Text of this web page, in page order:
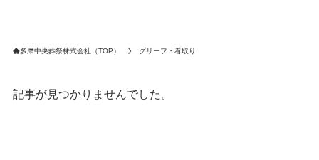
多摩中央葬祭株式会社（TOP） グリーフ・看取り
記事が見つかりませんでした。